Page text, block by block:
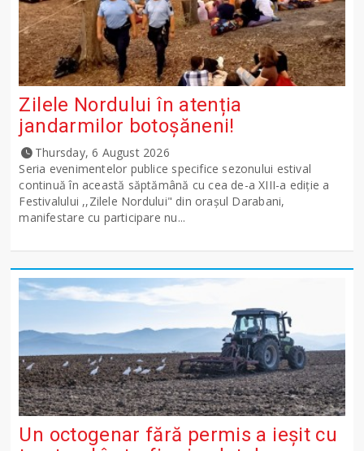
Zilele Nordului în atenția
jandarmilor botoșăneni!
Thursday, 6 August 2026
Seria evenimentelor publice specifice sezonului estival
continuă în această săptămână cu cea de-a XIII-a ediție a
Festivalului ,,Zilele Nordului" din orașul Darabani,
manifestare cu participare nu...
Un octogenar fără permis a ieșit cu